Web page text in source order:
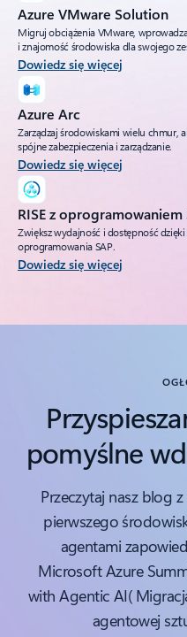
Azure VMware Solution
Migruj obciążenia VMware,
i znajomość środowiska dla swojego
Dowiedz się więcej
Azure Arc
Zarządzaj środowiskami wielu chmur,
spójne zabezpieczenia i zarządzanie.
Dowiedz się więcej
RISE z oprogramowaniem
Zwiększ wydajność i dostępność
oprogramowania SAP.
Dowiedz się więcej
pomyślne
Przeczytaj nasz blog
pierwszego
agentami
Microsoft Azure
with Agentic AI(
agentowej